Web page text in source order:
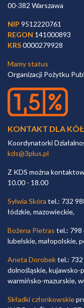
00-382 Warszawa
NIP 9512220761
REGON 141000893
KRS0000279928
Mamy status
Organizacji Pożytku
KONTAKT DLA
Koordynatorki
kds@3plus.pl
Z KDS można
10.00 - 18.00
Sylwia Skóra tel.: 732
łódzkie, mazowieckie,
Bożena Pietras tel.: 798
lubelskie, małopolskie,
Aneta Dorobektel.:
dolnośląskie, kujawsko-
warmińsko-mazurskie,
Składki członkowskie